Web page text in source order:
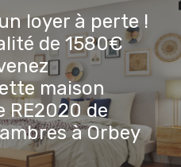
loyer à perte !
de 1580€
maison
RE2020 de
à Orbey